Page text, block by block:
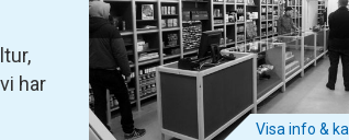
har
Visa info &